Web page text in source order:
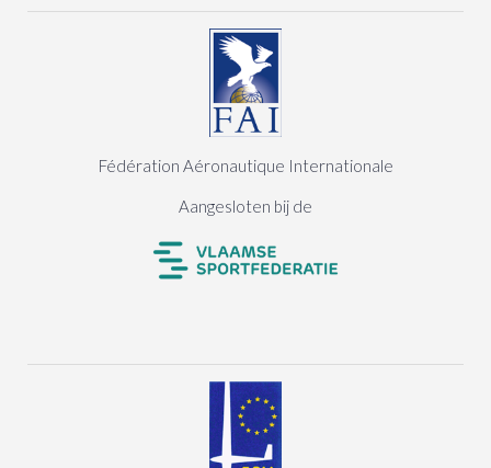
Fédération Aéronautique Internationale
Aangesloten bij de